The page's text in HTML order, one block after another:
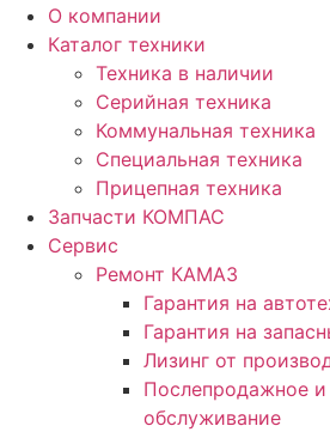
О компании
Каталог техники
Техника в наличии
Серийная техника
Коммунальная техника
Специальная техника
Прицепная техника
Запчасти КОМПАС
Сервис
Ремонт КАМАЗ
Гарантия на
Гарантия на
Лизинг от
Послепродажное и
обслуживание